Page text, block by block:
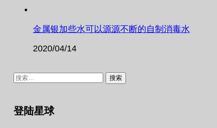
金属银加些水可以源源不断的自制消毒水
2020/04/14
搜
登陆星球